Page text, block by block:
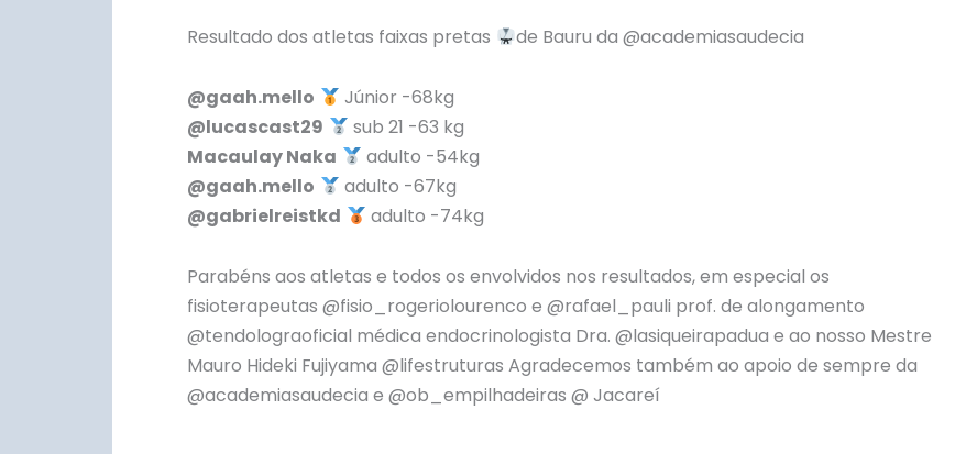
Resultado dos atletas faixas pretas de Bauru da @academiasaudecia
@gaah.mello
Júnior -68kg
@lucascast29
sub 21 -63 kg
Macaulay Naka
adulto -54kg
@gaah.mello
adulto -67kg
@gabrielreistkd
adulto -74kg
Parabéns aos atletas e todos os envolvidos nos resultados, em especial os
fisioterapeutas @fisio_rogeriolourenco e @rafael_pauli prof. de alongamento
@tendolograoficial médica endocrinologista Dra. @lasiqueirapadua e ao nosso Mestre
Mauro Hideki Fujiyama @lifestruturas Agradecemos também ao apoio de sempre da
@academiasaudecia e @ob_empilhadeiras @ Jacareí